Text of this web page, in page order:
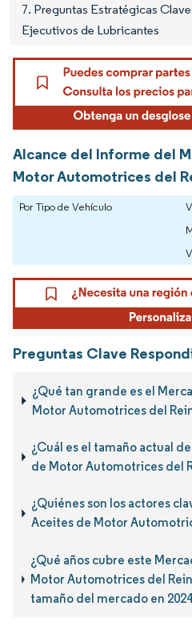
7. Preguntas Estratégicas
Ejecutivos de Lubricantes
Alcance del Informe del
Motor Automotrices del
Por Tipo de Vehículo
Preguntas Clave
¿Qué tan grande es el
Motor Automotrices del
¿Cuál es el tamaño actual
de Motor Automotrices del
¿Quiénes son los actores
Aceites de Motor
¿Qué años cubre este
Motor Automotrices del
tamaño del mercado en